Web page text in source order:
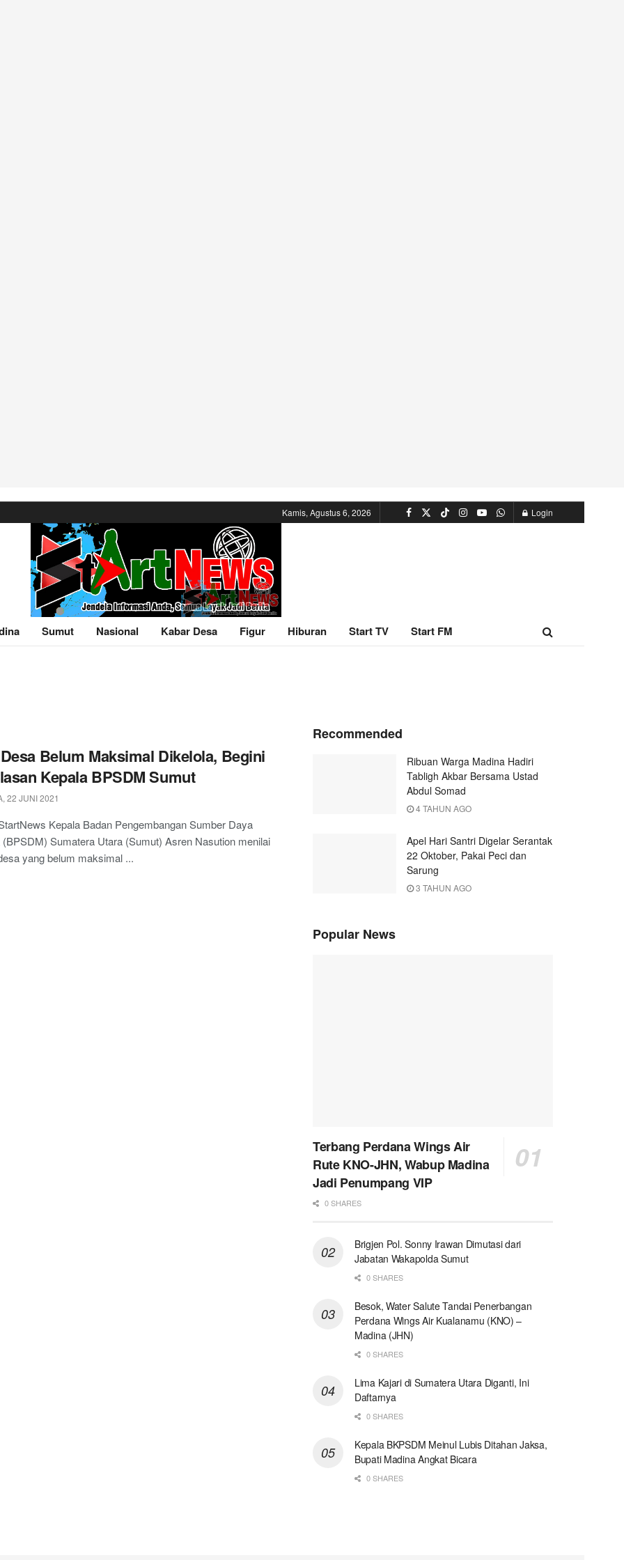
Kamis, Agustus 6, 2026 Login
Sumut Nasional Kabar Desa Figur Hiburan Start TV Start FM
Belum Maksimal Dikelola, Begini
Kepala BPSDM Sumut
22 JUNI 2021
Kepala Badan Pengembangan Sumber Daya
(BPSDM) Sumatera Utara (Sumut) Asren Nasution menilai
yang belum maksimal ...
Recommended
Ribuan Warga Madina Hadiri
Tabligh Akbar Bersama Ustad
Abdul Somad
4 TAHUN AGO
Apel Hari Santri Digelar Serantak
22 Oktober, Pakai Peci dan
Sarung
3 TAHUN AGO
Popular News
Terbang Perdana Wings Air
Rute KNO-JHN, Wabup Madina
Jadi Penumpang VIP
0 SHARES
Brigjen Pol. Sonny Irawan Dimutasi dari
Jabatan Wakapolda Sumut
0 SHARES
Besok, Water Salute Tandai Penerbangan
Perdana Wings Air Kualanamu (KNO) –
Madina (JHN)
0 SHARES
Lima Kajari di Sumatera Utara Diganti, Ini
Daftarnya
0 SHARES
Kepala BKPSDM Meinul Lubis Ditahan Jaksa,
Bupati Madina Angkat Bicara
0 SHARES